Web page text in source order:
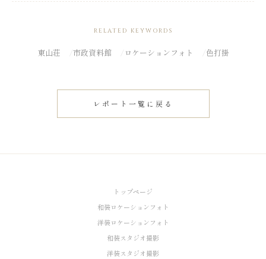
RELATED KEYWORDS
東山荘 市政資料館 ロケーションフォト 色打掛
レポート一覧に戻る
トップページ
和装ロケーションフォト
洋装ロケーションフォト
和装スタジオ撮影
洋装スタジオ撮影